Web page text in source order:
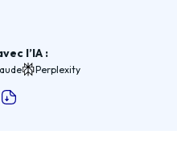
l’IA :
Perplexity